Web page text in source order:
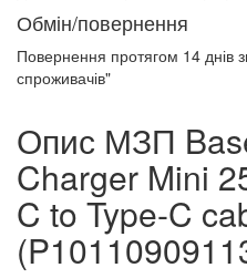
Обмін/повернення
Повернення протягом 14 днів
спроживачів"
Опис МЗП
Charger Mini
C to Type-C